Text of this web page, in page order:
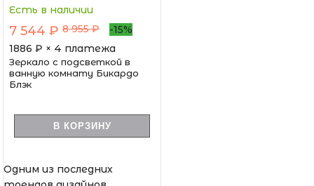
Есть в наличии
7 544 ₽ 8 955 ₽
-15%
1886 ₽ × 4 платежа
Зеркало с подсветкой в
ванную комнату Бикардо
Блэк
В КОРЗИНУ
Одним из последних